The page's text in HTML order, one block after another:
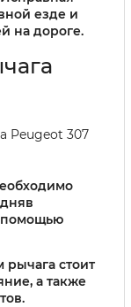
езде и
на дороге.
Peugeot 307
помощью
рычага стоит
а также